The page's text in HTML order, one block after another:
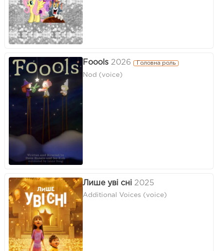
Foools 2026 Головна роль
Nod (voice)
Лише уві сні 2025
Additional Voices (voice)